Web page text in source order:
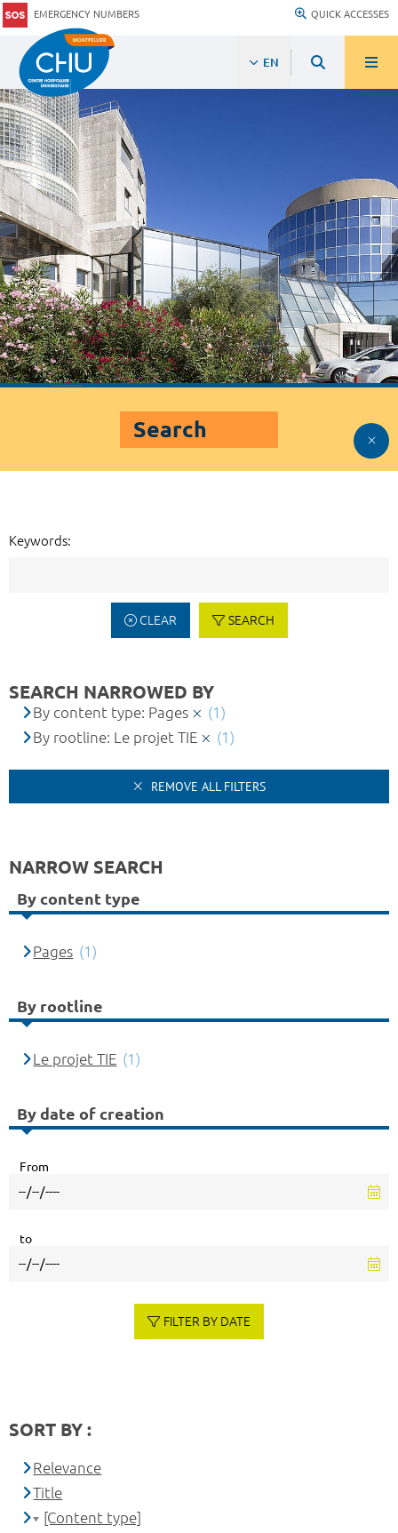
EMERGENCY NUMBERS QUICK ACCESSES
EN
Search
Keywords:
CLEAR SEARCH
SEARCH NARROWED BY
By content type: Pages
(1)
By rootline: Le projet TIE
(1)
REMOVE ALL FILTERS
NARROW SEARCH
By content type
Pages (1)
By rootline
Le projet TIE (1)
By date of creation
From
to
FILTER BY DATE
SORT BY :
Relevance
Title
[Content type]